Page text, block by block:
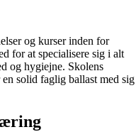
og kurser inden for
for at specialisere sig i alt
og hygiejne. Skolens
solid faglig ballast med sig